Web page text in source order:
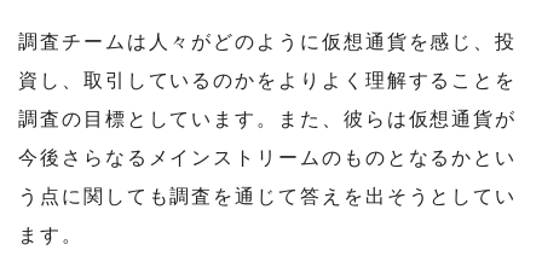
調査チームは人々がどのように仮想通貨を感じ、投
資し、取引しているのかをよりよく理解することを
調査の目標としています。また、彼らは仮想通貨が
今後さらなるメインストリームのものとなるかとい
う点に関しても調査を通じて答えを出そうとしてい
ます。